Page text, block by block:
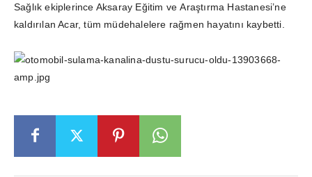
Sağlık ekiplerince Aksaray Eğitim ve Araştırma Hastanesi’ne
kaldırılan Acar, tüm müdehalelere rağmen hayatını kaybetti.